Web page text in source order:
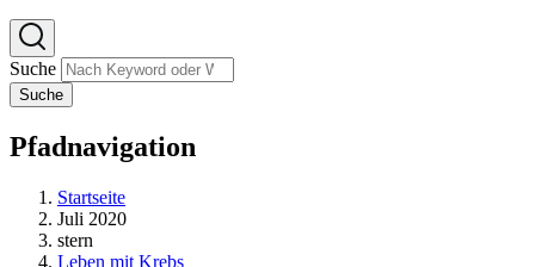
Suche
Suche
Pfadnavigation
Startseite
Juli 2020
stern
Leben mit Krebs